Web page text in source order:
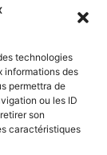
technologies
informations des
permettra de
ou les ID
son
caractéristiques
alternance : 1er
a Belbex (6
est indulgent
ça ...)Donc, si